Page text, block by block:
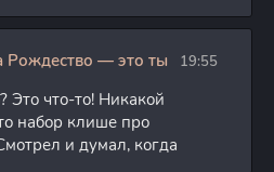
Рождество — это ты 19:55
Это что-то! Никакой
набор клише про
и думал, когда